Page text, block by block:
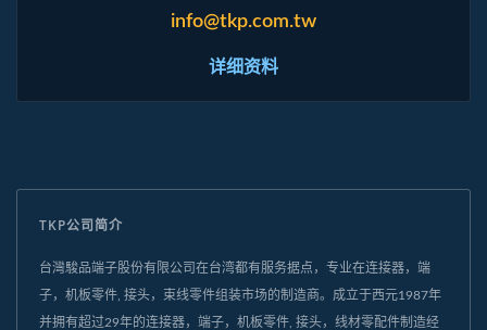
info@tkp.com.tw
详细资料
TKP公司简介
台灣駿品端子股份有限公司在台湾都有服务据点，专业在连接器，端
子，机板零件, 接头，束线零件组装市场的制造商。成立于西元1987年
并拥有超过29年的连接器，端子，机板零件, 接头，线材零配件制造经